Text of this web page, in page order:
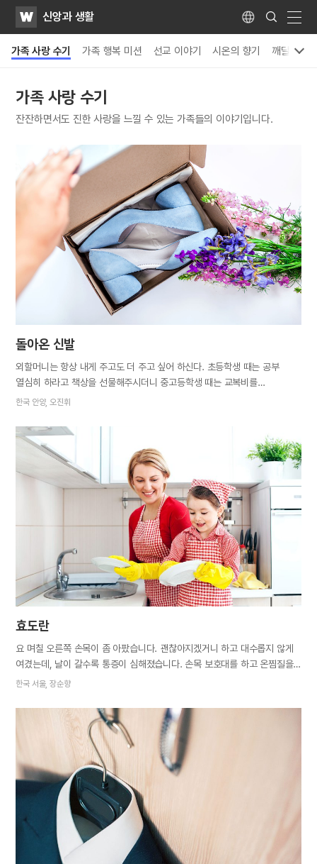
WATV신앙과 생활 Language
Search
Submit
가족 사랑 수기 가족 행복 미션 선교 이야기 시온의 향기 깨달음
가족 사랑 수기
잔잔하면서도 진한 사랑을 느낄 수 있는 가족들의 이야기입니다.
돌아온 신발
외할머니는 항상 내게 주고도 더 주고 싶어 하신다. 초등학생 때는 공부
열심히 하라고 책상을 선물해주시더니 중고등학생 때는 교복비를
보태주셨다. 대학생이 되어 자취를 시작하자 각종 반찬을 만들어 보내셨다.
선물해주셨다. 이모와 사촌 동생까지 대동해, 유행하는 디자인이면서도 내게
잘 어울리는 것을 고르고 골라 사주셨다. 연휴가 끝나고 자취방으로
올라오던 날, 할머니는 나의 만류에도 불구하고 터미널까지 나와
배웅해주셨다. 그렇게 따뜻한 마음을 품고 버스에 탔는데 무언가 허전했다.
방금까지 들고 있던, 할머니가 사주신 구두가 없었다. 할머니께
말씀드리자니 차마 입술이 떨어지지 않아 이모한테 전화를 걸어 사정을
설명했다. 이모는 당황하며 일단 터미널에 가서 찾아보겠다고 했다. 혹시나
해서 터미널 사무실에도 문의했는데 “구두 같은 건 안 보인다”는
대답뿐이었다. 이미 출발한 버스 안에서 아무것도 할 수 없었던 나는 발만
동동거렸다.…
한국 안양, 오진휘
효도란
요 며칠 오른쪽 손목이 좀 아팠습니다. 괜찮아지겠거니 하고 대수롭지 않게
여겼는데, 날이 갈수록 통증이 심해졌습니다. 손목 보호대를 하고 온찜질을
하며 그냥저냥 버티고 있는데, 그 모습이 보기 안쓰러웠는지 중학생인 두
번갈아 가며 집 청소까지 했습니다. “엄마, 머리는 제가 감겨드릴게요. 아픈
손 자꾸 쓰면 안 돼요” 하며 초등학생인 막내아들까지 거들었습니다. 한번은
화장실이 지저분한데 청소할 엄두가 나지 않아, “청소해야 하는데⋯. 어떻게
하지” 하고 혼잣말로 중얼거렸더니 큰딸이 자기가 하겠다며 청소 방법을
물었습니다. “먼저 세면대와 변기 구석구석에 세제를 뿌리고 수세미로 닦아.
변기 안은 긴 솔로 깨끗이 문지른 다음 물로 헹구면 돼. 슬리퍼는 작은 솔로
문질러서 닦고.” “네, 엄마.” 얼마 후, 딸이 청소를 다했다고 해서 문을
열어보니 화장실이 깨끗했습니다. 반짝반짝 빛이 날 정도로. 딸아이가 언제
이렇게…
한국 서울, 장순향